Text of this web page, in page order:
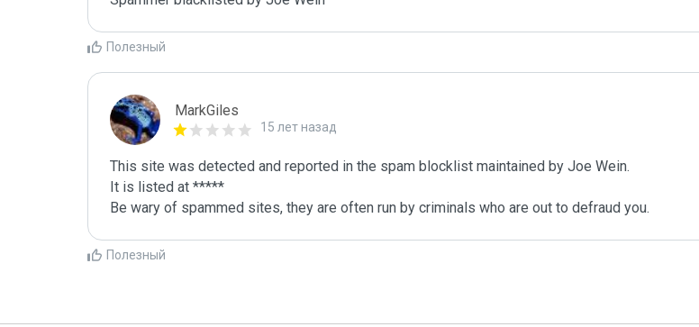
Полезный
MarkGiles
15 лет назад
This site was detected and reported in the spam blocklist maintained by Joe Wein.
It is listed at *****
Be wary of spammed sites, they are often run by criminals who are out to defraud you.
Полезный